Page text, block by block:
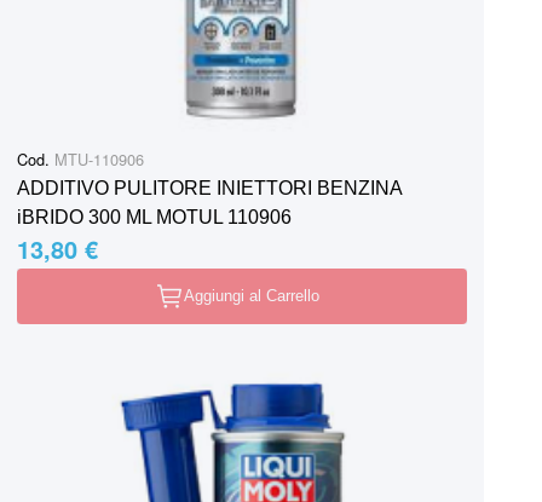
Cod. MTU-110906
ADDITIVO PULITORE INIETTORI BENZINA
iBRIDO 300 ML MOTUL 110906
13,80 €
Aggiungi al Carrello